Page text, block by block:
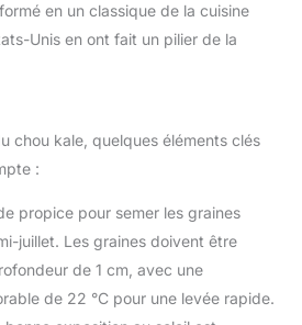
en un classique de la cuisine
Unis en ont fait un pilier de la
chou kale, quelques éléments clés
:
propice pour semer les graines
juillet. Les graines doivent être
de 1 cm, avec une
de 22 °C pour une levée rapide.